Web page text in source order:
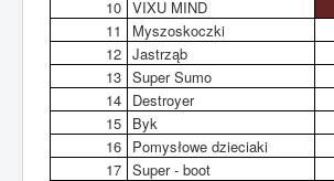
10 VIXU MIND
11
Myszoskoczki
12 Jastrząb
13 Super Sumo
14 Destroyer
15 Byk
16 Pomysłowe dzieciaki
17 Super - boot